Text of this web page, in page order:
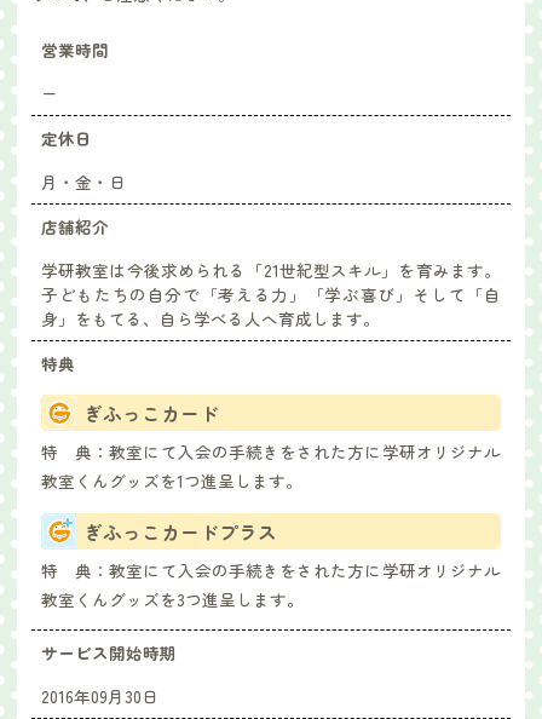
営業時間
ー
定休日
月・金・日
店舗紹介
学研教室は今後求められる「21世紀型スキル」を育みます。
子どもたちの自分で「考える力」「学ぶ喜び」そして「自
身」をもてる、自ら学べる人へ育成します。
特典
ぎふっこカード
特 典：教室にて入会の手続きをされた方に学研オリジナル
教室くんグッズを1つ進呈します。
ぎふっこカードプラス
特 典：教室にて入会の手続きをされた方に学研オリジナル
教室くんグッズを3つ進呈します。
サービス開始時期
2016年09月30日